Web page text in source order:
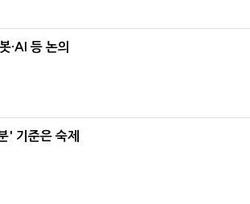
·AI 등 논의
' 기준은 숙제